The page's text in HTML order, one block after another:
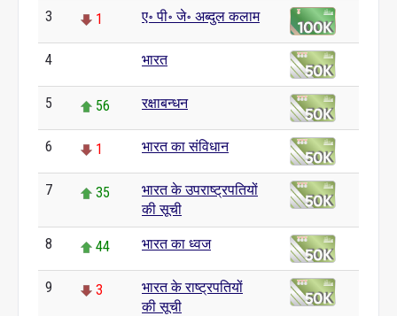
3 1 ए॰ पी॰ जे॰ अब्दुल कलाम
4 भारत
5 56 रक्षाबन्धन
6 1 भारत का संविधान
7 35
भारत के उपराष्ट्रपतियों
की सूची
8 44 भारत का ध्वज
9 3
भारत के राष्ट्रपतियों
की सूची